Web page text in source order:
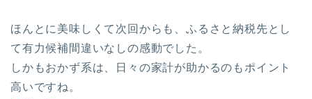
ほんとに美味しくて次回からも、ふるさと納税先とし
て有力候補間違いなしの感動でした。
しかもおかず系は、日々の家計が助かるのもポイント
高いですね。